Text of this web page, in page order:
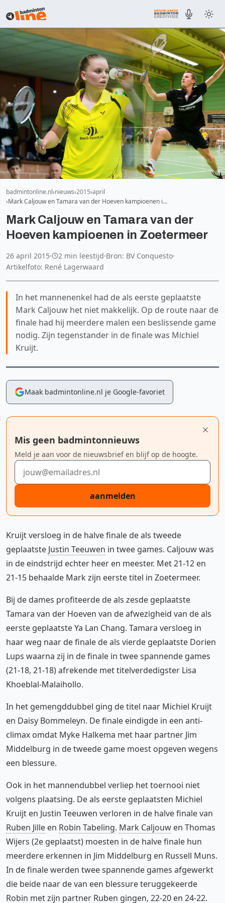
badmintonline.nl nieuws 2015 april
Mark Caljouw en Tamara van der Hoeven kampioenen i…
Mark Caljouw en Tamara van der
Hoeven kampioenen in Zoetermeer
26 april 2015· 2 min leestijd·Bron: BV Conquesto·
Artikelfoto: René Lagerwaard
In het mannenenkel had de als eerste geplaatste
Mark Caljouw het niet makkelijk. Op de route naar de
finale had hij meerdere malen een beslissende game
nodig. Zijn tegenstander in de finale was Michiel
Kruijt.
Maak badmintonline.nl je Google-favoriet
Mis geen badmintonnieuws
Meld je aan voor de nieuwsbrief en blijf op de hoogte.
E-mailadres
aanmelden
Kruijt versloeg in de halve finale de als tweede
geplaatste Justin Teeuwen in twee games. Caljouw was
in de eindstrijd echter heer en meester. Met 21-12 en
21-15 behaalde Mark zijn eerste titel in Zoetermeer.
Bij de dames profiteerde de als zesde geplaatste
Tamara van der Hoeven van de afwezigheid van de als
eerste geplaatste Ya Lan Chang. Tamara versloeg in
haar weg naar de finale de als vierde geplaatste Dorien
Lups waarna zij in de finale in twee spannende games
(21-18, 21-18) afrekende met titelverdedigster Lisa
Khoeblal-Malaihollo.
In het gemengddubbel ging de titel naar Michiel Kruijt
en Daisy Bommeleyn. De finale eindigde in een anti-
climax omdat Myke Halkema met haar partner Jim
Middelburg in de tweede game moest opgeven wegens
een blessure.
Ook in het mannendubbel verliep het toernooi niet
volgens plaatsing. De als eerste geplaatsten Michiel
Kruijt en Justin Teeuwen verloren in de halve finale van
Ruben Jille en Robin Tabeling. Mark Caljouw en Thomas
Wijers (2e geplaatst) moesten in de halve finale hun
meerdere erkennen in Jim Middelburg en Russell Muns.
In de finale werden twee spannende games afgewerkt
die beide naar de van een blessure teruggekeerde
Robin met zijn partner Ruben gingen, 22-20 en 24-22.